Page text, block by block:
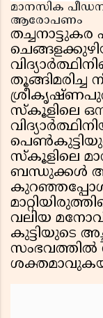
മാനസിക
ആരോപണം
തൂങ്ങിമരിച്ച
സ്കൂളിലെ
സ്കൂളിലെ
ബന്ധുക്കൾ
കുറഞ്ഞപ്പോൾ
വലിയ
കുട്ടിയുടെ
സംഭവത്തിൽ